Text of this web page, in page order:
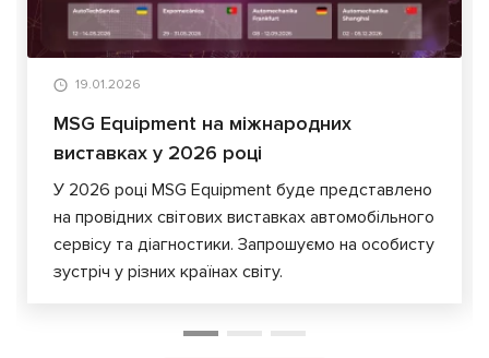
19.01.2026
MSG Equipment на міжнародних
виставках у 2026 році
У 2026 році MSG Equipment буде представлено
на провідних світових виставках автомобільного
сервісу та діагностики. Запрошуємо на особисту
зустріч у різних країнах світу.